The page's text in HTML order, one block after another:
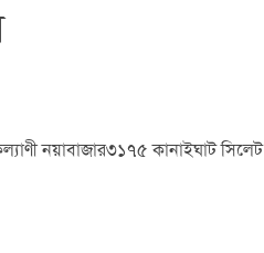
নয়াবাজার৩১৭৫ কানাইঘাট সিলেট